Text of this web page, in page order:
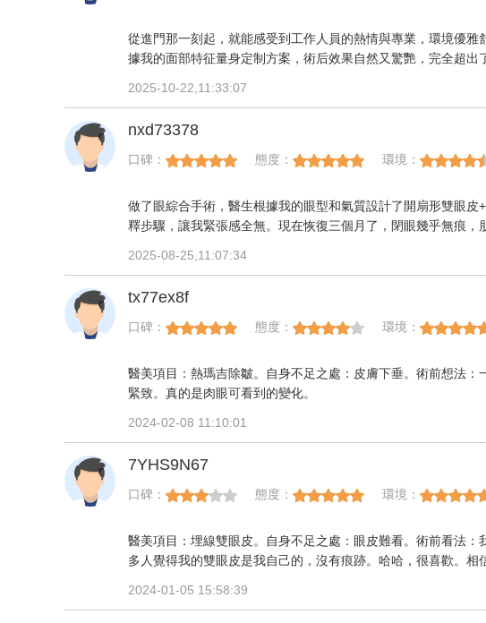
從進門那一刻起，就能感受到工作人員的熱情與專業，環境優
據我的面部特征量身定制方案，術后效果自然又驚艷，完全超
2025-10-22,11:33:07
nxd73378
口碑： 態度： 環境：
做了眼綜合手術，醫生根據我的眼型和氣質設計了開扇形雙眼
釋步驟，讓我緊張感全無。現在恢復三個月了，閉眼幾乎無痕
2025-08-25,11:07:34
tx77ex8f
口碑： 態度： 環境：
醫美項目：熱瑪吉除皺。自身不足之處：皮膚下垂。術前想法
緊致。真的是肉眼可看到的變化。
2024-02-08 11:10:01
7YHS9N67
口碑： 態度： 環境：
醫美項目：埋線雙眼皮。自身不足之處：眼皮難看。術前看法
多人覺得我的雙眼皮是我自己的，沒有痕跡。哈哈，很喜歡。相
2024-01-05 15:58:39